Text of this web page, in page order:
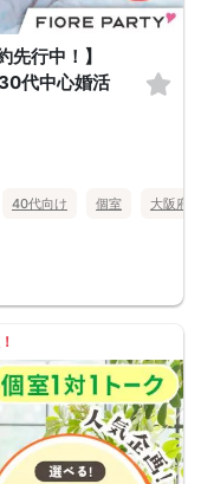
先行中！】
代中心婚活
40代向け 個室 大阪府